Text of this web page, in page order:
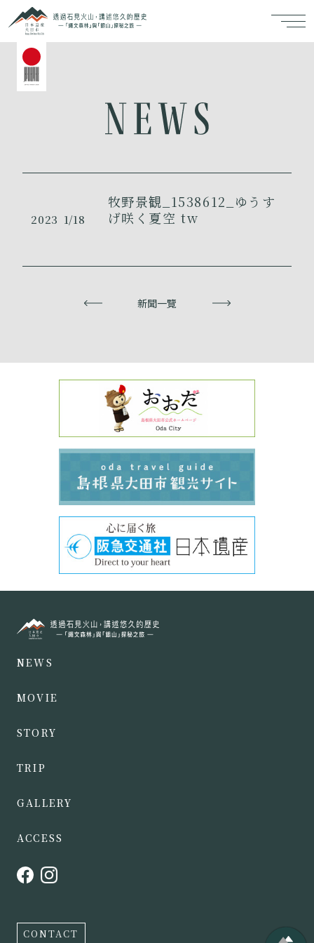
2023 1/18
牧野景観_1538612_ゆうす
げ咲く夏空 tw
新聞一覽
NEWS
MOVIE
STORY
TRIP
GALLERY
ACCESS
CONTACT